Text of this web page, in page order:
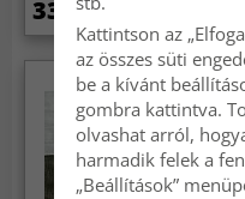
33 269 Ft
Kattintson az
az összes süti
be a kívánt
gombra kattintva.
olvashat arról,
harmadik felek a
„Beállítások”